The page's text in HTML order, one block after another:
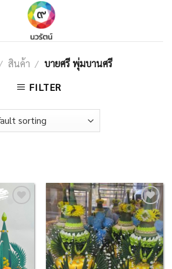
/ สินค้า / บายศรี พุ่มบานศรี
FILTER
Wishlist
Add to
Wishlist